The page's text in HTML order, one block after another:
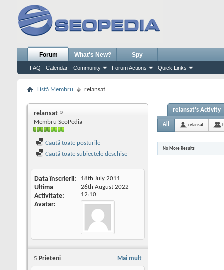
Forum
FAQ Calendar Community Forum Actions Quick Links
What's New? Spy
Listă Membru relansat
relansat
Membru SeoPedia
Caută toate posturile
Caută toate subiectele deschise
Data înscrierii 18th July 2011
Ultima
Activitate
26th August 2022
12:10
Avatar
Mai mult
5 Prieteni
relansat's Activity
All relansat
No More Results